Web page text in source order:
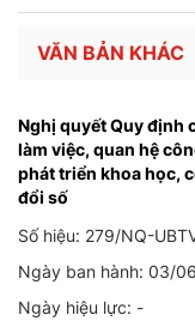
VĂN BẢN KHÁC
Nghị quyết Quy định
làm việc, quan hệ
phát triển khoa học,
đổi số
Số hiệu: 279/NQ-
Ngày ban hành: 03/
Ngày hiệu lực: -